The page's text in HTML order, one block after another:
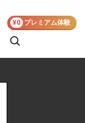
検
¥0 プレミアム体験